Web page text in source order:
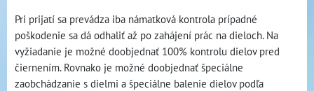
Pri prijatí sa prevádza iba námatková kontrola prípadné
poškodenie sa dá odhaliť až po zahájení prác na dieloch. Na
vyžiadanie je možné doobjednať 100% kontrolu dielov pred
čiernením. Rovnako je možné doobjednať špeciálne
zaobchádzanie s dielmi a špeciálne balenie dielov podľa